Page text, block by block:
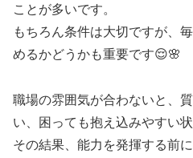
ことが多いです。
もちろん条件は大切ですが、
めるかどうかも重要です😌🌸
職場の雰囲気が合わないと、
い、困っても抱え込みやすい状
その結果、能力を発揮する前